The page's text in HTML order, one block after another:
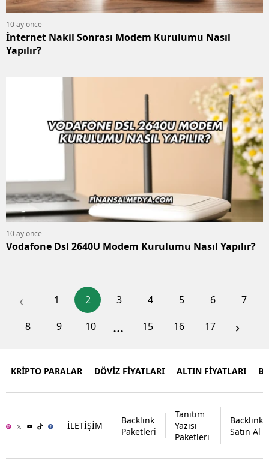
10 ay önce
İnternet Nakil Sonrası Modem Kurulumu Nasıl
Yapılır?
10 ay önce
Vodafone Dsl 2640U Modem Kurulumu Nasıl Yapılır?
‹ 1 2 3 4 5 6
7
8
9 10 ... 15 16 17 ›
KRİPTO PARALAR DÖVİZ FİYATLARI ALTIN FİYATLARI
İLETİŞİM
Backlink
Paketleri
Tanıtım
Yazısı
Paketleri
Backlink
Satın Al